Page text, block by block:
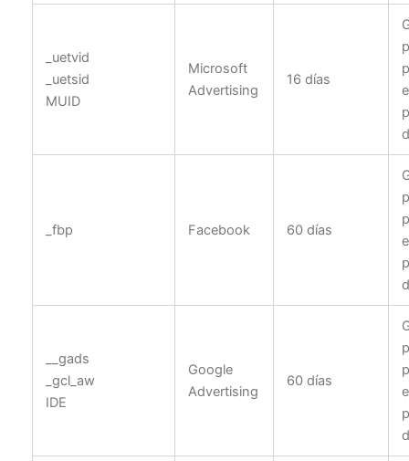
_uetvid
_uetsid
MUID
Microsoft
Advertising
16 días
_fbp Facebook 60 días
__gads
_gcl_aw
IDE
Google
Advertising
60 días